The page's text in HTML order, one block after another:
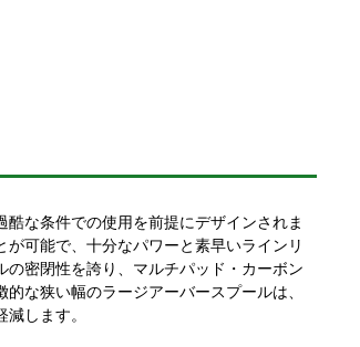
な条件での使用を前提にデザインされま
可能で、十分なパワーと素早いラインリ
の密閉性を誇り、マルチパッド・カーボン
な狭い幅のラージアーバースプールは、
します。